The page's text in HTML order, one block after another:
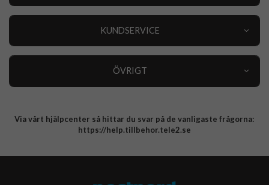
KUNDSERVICE
ÖVRIGT
Integritetspolicy
Via vårt hjälpcenter så hittar du svar på de vanligaste frågorna:
https://help.tillbehor.tele2.se